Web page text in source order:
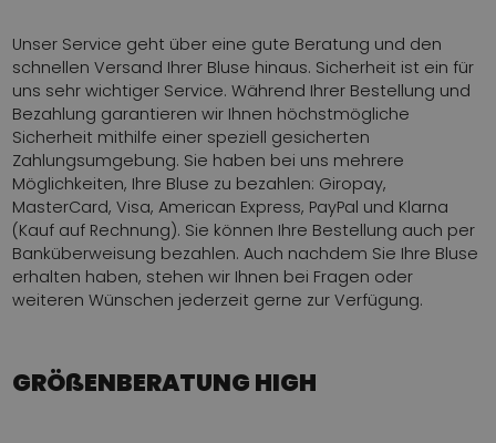
Unser Service geht über eine gute Beratung und den
schnellen Versand Ihrer Bluse hinaus. Sicherheit ist ein für
uns sehr wichtiger Service. Während Ihrer Bestellung und
Bezahlung garantieren wir Ihnen höchstmögliche
Sicherheit mithilfe einer speziell gesicherten
Zahlungsumgebung. Sie haben bei uns mehrere
Möglichkeiten, Ihre Bluse zu bezahlen: Giropay,
MasterCard, Visa, American Express, PayPal und Klarna
(Kauf auf Rechnung). Sie können Ihre Bestellung auch per
Banküberweisung bezahlen. Auch nachdem Sie Ihre Bluse
erhalten haben, stehen wir Ihnen bei Fragen oder
weiteren Wünschen jederzeit gerne zur Verfügung.
GRÖßENBERATUNG HIGH